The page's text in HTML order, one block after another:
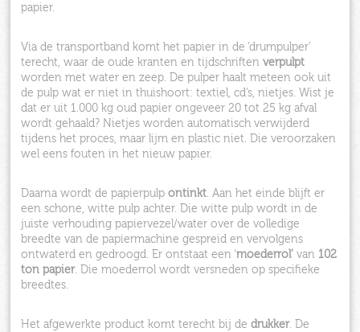
papier.
Via de transportband komt het papier in de ‘drumpulper’
terecht, waar de oude kranten en tijdschriftenverpulpt
worden met water en zeep. De pulper haalt meteen ook uit
de pulp wat er niet in thuishoort: textiel, cd’s, nietjes. Wist je
dat er uit 1.000 kg oud papier ongeveer 20 tot 25 kg afval
wordt gehaald? Nietjes worden automatisch verwijderd
tijdens het proces, maar lijm en plastic niet. Die veroorzaken
wel eens fouten in het nieuw papier.
Daarna wordt de papierpulpontinkt. Aan het einde blijft er
een schone, witte pulp achter. Die witte pulp wordt in de
juiste verhouding papiervezel/water over de volledige
breedte van de papiermachine gespreid en vervolgens
ontwaterd en gedroogd. Er ontstaat een ‘moederrol’ van 102
ton papier. Die moederrol wordt versneden op specifieke
breedtes.
Het afgewerkte product komt terecht bij dedrukker. De